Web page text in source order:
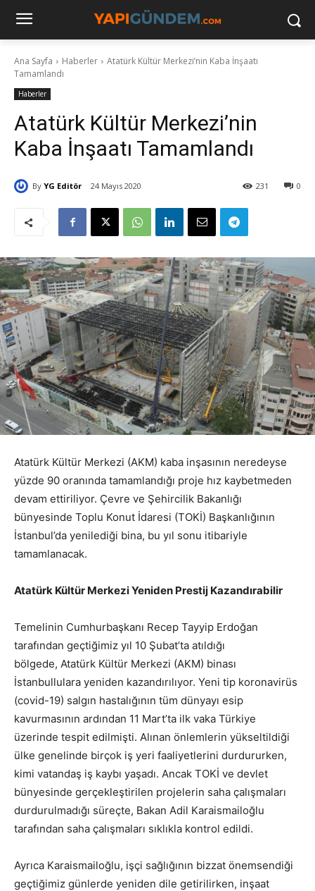
Ana Sayfa Haberler
Atatürk Kültür Merkezi’nin Kaba İnşaatı
Tamamlandı
Haberler
Atatürk Kültür Merkezi’nin
Kaba İnşaatı Tamamlandı
By YG Editör 24 Mayıs 2020 0
231
Atatürk Kültür Merkezi (AKM) kaba inşasının neredeyse
yüzde 90 oranında tamamlandığı proje hız kaybetmeden
devam ettiriliyor. Çevre ve Şehircilik Bakanlığı
bünyesinde Toplu Konut İdaresi (TOKİ) Başkanlığının
İstanbul’da yenilediği bina, bu yıl sonu itibariyle
tamamlanacak.
Atatürk Kültür Merkezi Yeniden Prestij Kazandırabilir
Temelinin Cumhurbaşkanı Recep Tayyip Erdoğan
tarafından geçtiğimiz yıl 10 Şubat’ta atıldığı
bölgede, Atatürk Kültür Merkezi (AKM) binası
İstanbullulara yeniden kazandırılıyor. Yeni tip koronavirüs
(covid-19) salgın hastalığının tüm dünyayı esip
kavurmasının ardından 11 Mart’ta ilk vaka Türkiye
üzerinde tespit edilmişti. Alınan önlemlerin yükseltildiği
ülke genelinde birçok iş yeri faaliyetlerini durdururken,
kimi vatandaş iş kaybı yaşadı. Ancak TOKİ ve devlet
bünyesinde gerçekleştirilen projelerin saha çalışmaları
durdurulmadığı süreçte, Bakan Adil Karaismailoğlu
tarafından saha çalışmaları sıklıkla kontrol edildi.
Ayrıca Karaismailoğlu, işçi sağlığının bizzat önemsendiği
geçtiğimiz günlerde yeniden dile getirilirken, inşaat